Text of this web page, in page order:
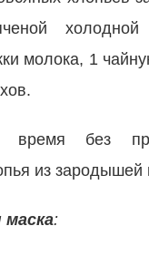
молока, 1
время без
из
: